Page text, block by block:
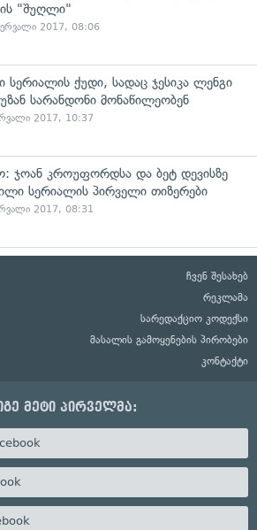
"შუღლი"
2017, 08:06
სერიალის ქუდი, სადაც ჯესიკა ლენგი
სარანდონი მონაწილეობენ
2017, 10:37
ჯოან კროუფორდსა და ბეტ დევისზე
სერიალის პირველი თიზერები
2017, 08:31
ჩვენ შესახებ
რეკლამა
სარედაქციო კოდექსი
მასალის გამოყენების პირობები
კონტაქტი
მეტი პირველმა: